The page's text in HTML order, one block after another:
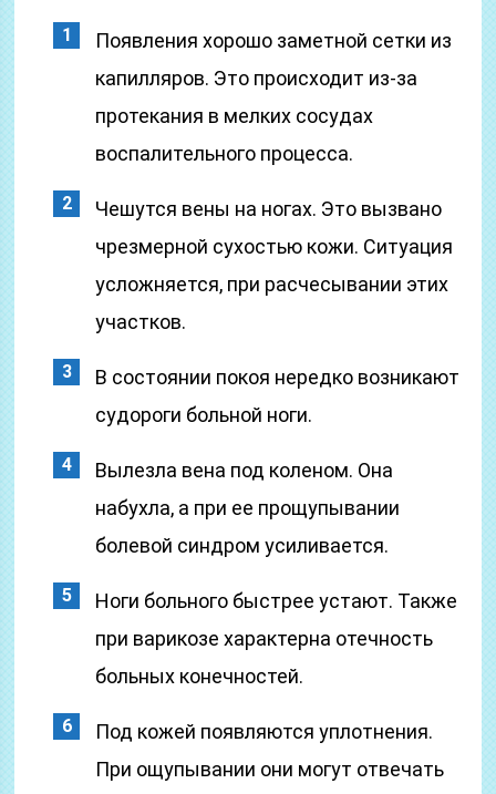
Появления хорошо заметной сетки из
капилляров. Это происходит из-за
протекания в мелких сосудах
воспалительного процесса.
Чешутся вены на ногах. Это вызвано
чрезмерной сухостью кожи. Ситуация
усложняется, при расчесывании этих
участков.
В состоянии покоя нередко возникают
судороги больной ноги.
Вылезла вена под коленом. Она
набухла, а при ее прощупывании
болевой синдром усиливается.
Ноги больного быстрее устают. Также
при варикозе характерна отечность
больных конечностей.
Под кожей появляются уплотнения.
При ощупывании они могут отвечать